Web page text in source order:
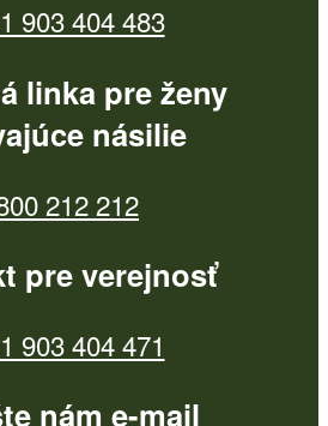
903 404 483
linka pre ženy
násilie
212 212
pre verejnosť
903 404 471
nám e-mail